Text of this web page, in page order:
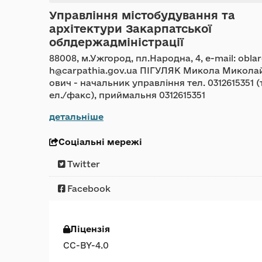
Управління містобудування та
архітектури Закарпатської
облдержадміністрації
88008, м.Ужгород, пл.Народна, 4, e-mail:
h@carpathia.gov.ua ПІГУЛЯК Микола
ович - начальник управління тел. 0312615351
ел./факс), приймальня 0312615351
детальніше
Соціальні мережі
Twitter
Facebook
Ліцензія
CC-BY-4.0